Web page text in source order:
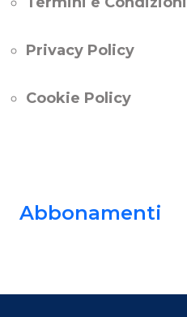
Privacy Policy
Cookie Policy
Abbonamenti